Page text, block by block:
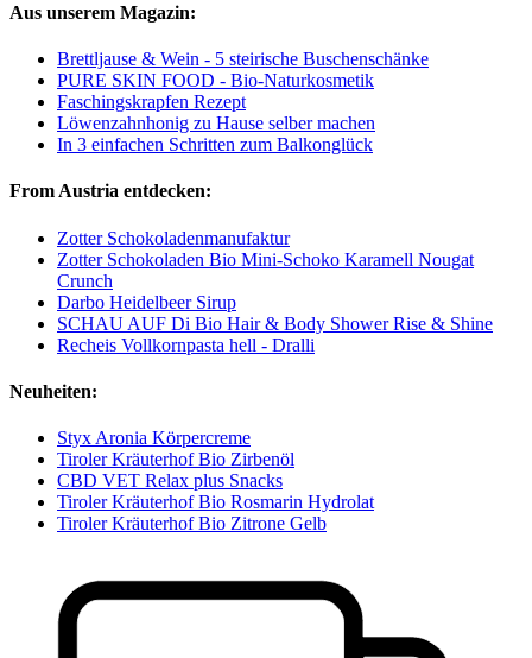
Aus unserem Magazin:
Brettljause & Wein - 5 steirische Buschenschänke
PURE SKIN FOOD - Bio-Naturkosmetik
Faschingskrapfen Rezept
Löwenzahnhonig zu Hause selber machen
In 3 einfachen Schritten zum Balkonglück
From Austria entdecken:
Zotter Schokoladenmanufaktur
Zotter Schokoladen Bio Mini-Schoko Karamell Nougat
Crunch
Darbo Heidelbeer Sirup
SCHAU AUF Di Bio Hair & Body Shower Rise & Shine
Recheis Vollkornpasta hell - Dralli
Neuheiten:
Styx Aronia Körpercreme
Tiroler Kräuterhof Bio Zirbenöl
CBD VET Relax plus Snacks
Tiroler Kräuterhof Bio Rosmarin Hydrolat
Tiroler Kräuterhof Bio Zitrone Gelb